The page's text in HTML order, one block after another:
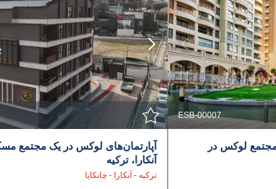
بگیرید
آپارتمان‌های لوکس در یک مجتمع
آنکارا، ترکیه
ترکیه - آنکارا - چانکایا
ESB-00007
مجتمع لوکس در